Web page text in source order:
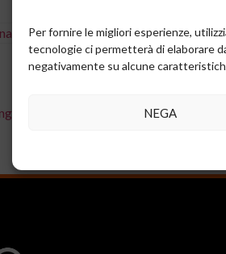
Per fornire le migliori esperienze,
tecnologie ci permetterà di elaborare
negativamente su alcune
NEGA
al carrello